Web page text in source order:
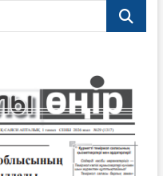
Search